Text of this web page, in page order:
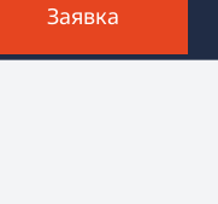
Заявка